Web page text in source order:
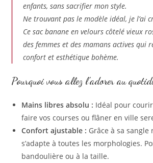
enfants, sans sacrifier mon style.
Ne trouvant pas le modèle idéal, je l’ai
Ce sac banane en velours côtelé vieux
des femmes et des mamans actives qui
confort et esthétique bohème.
Pourquoi vous allez l’adorer au
Mains libres absolu : Idéal pour
faire vos courses ou flâner en ville
Confort ajustable : Grâce à sa sangle
s’adapte à toutes les morphologies.
bandoulière ou à la taille.